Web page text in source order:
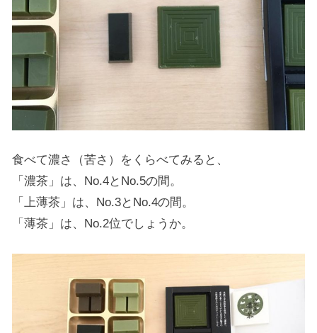
食べて濃さ（苦さ）をくらべてみると、
「濃茶」は、No.4とNo.5の間。
「上薄茶」は、No.3とNo.4の間。
「薄茶」は、No.2位でしょうか。